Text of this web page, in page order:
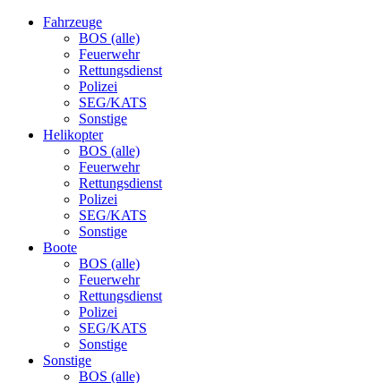
Fahrzeuge
BOS (alle)
Feuerwehr
Rettungsdienst
Polizei
SEG/KATS
Sonstige
Helikopter
BOS (alle)
Feuerwehr
Rettungsdienst
Polizei
SEG/KATS
Sonstige
Boote
BOS (alle)
Feuerwehr
Rettungsdienst
Polizei
SEG/KATS
Sonstige
Sonstige
BOS (alle)